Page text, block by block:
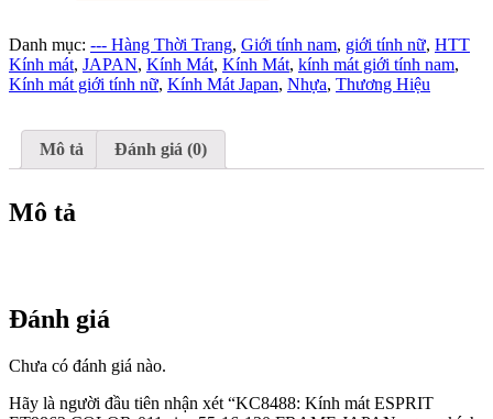
ET9863
COLOR-
011
55-
130
JAPAN
ngang
Danh mục: --- Hàng Thời Trang, Giới tính nam, giới tính nữ, HTT
Kính mát, JAPAN, Kính Mát, Kính Mát, kính mát giới tính nam,
Kính mát giới tính nữ, Kính Mát Japan, Nhựa, Thương Hiệu
Mô tả Đánh giá (0)
Mô tả
Đánh giá
Chưa có đánh giá nào.
Hãy là người đầu tiên nhận xét “KC8488: Kính mát ESPRIT